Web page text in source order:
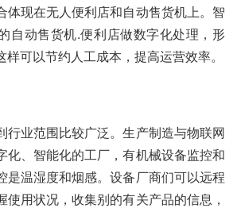
体现在无人便利店和自动售货机上。智
自动售货机.便利店做数字化处理，形
样可以节约人工成本，提高运营效率。
行业范围比较广泛。生产制造与物联网
化、智能化的工厂，有机械设备监控和
是温湿度和烟感。设备厂商们可以远程
使用状况，收集别的有关产品的信息，